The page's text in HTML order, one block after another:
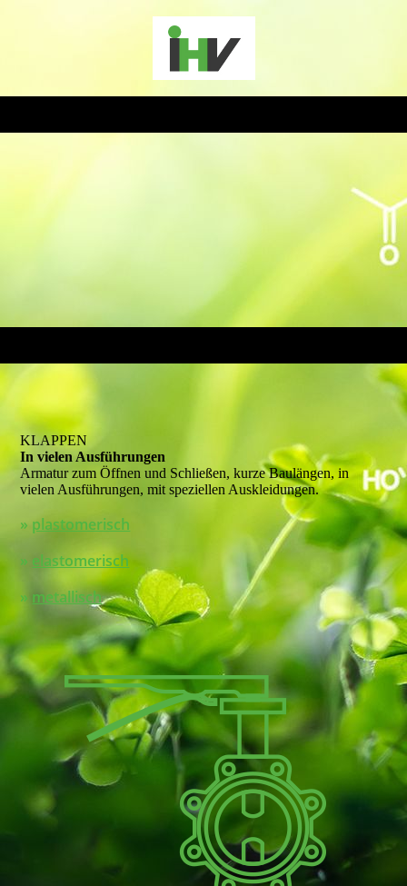
KLAPPEN
In vielen Aus­füh­run­gen
Armatur zum Öffnen und Schließen, kurze Baulängen, in
vielen Aus­füh­run­gen, mit speziellen Auskleidungen.
» plastomerisch
» elastomerisch
» metallisch